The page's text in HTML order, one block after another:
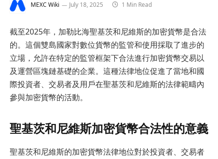
MEXC Wiki July 18, 2025 1 Min Read
截至2025年，加勒比海聖基茨和尼維斯的加密貨幣是合法
的。這個雙島國家對數位貨幣的監管和使用採取了進步的
立場，允許在特定的監管框架下合法進行加密貨幣交易以
及運營區塊鏈基礎的企業。這種法律地位促進了當地和國
際投資者、交易者及用戶在聖基茨和尼維斯的法律範疇內
參與加密貨幣的活動。
聖基茨和尼維斯加密貨幣合法性的意義
聖基茨和尼維斯的加密貨幣法律地位對於投資者、交易者